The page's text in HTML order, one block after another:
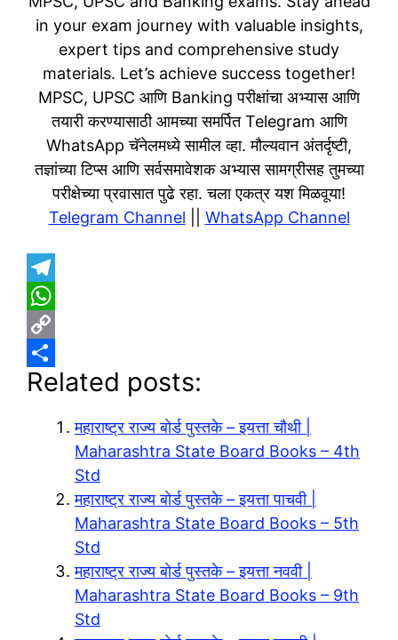
in your exam journey with valuable insights,
expert tips and comprehensive study
materials. Let’s achieve success together!
MPSC, UPSC आणि Banking परीक्षांचा अभ्यास आणि
तयारी करण्यासाठी आमच्या समर्पित Telegram आणि
WhatsApp चॅनेलमध्ये सामील व्हा. मौल्यवान अंतर्दृष्टी,
तज्ञांच्या टिप्स आणि सर्वसमावेशक अभ्यास सामग्रीसह तुमच्या
परीक्षेच्या प्रवासात पुढे रहा. चला एकत्र यश मिळवूया!
Telegram Channel
WhatsApp Channel
T
e
e
W
h
a
C
o
S
Related posts:
महाराष्ट्र राज्य बोर्ड पुस्तके – इयत्ता चौथी |
Maharashtra State Board Books – 4th
Std
महाराष्ट्र राज्य बोर्ड पुस्तके – इयत्ता पाचवी |
Maharashtra State Board Books – 5th
Std
महाराष्ट्र राज्य बोर्ड पुस्तके – इयत्ता नववी |
Maharashtra State Board Books – 9th
Std